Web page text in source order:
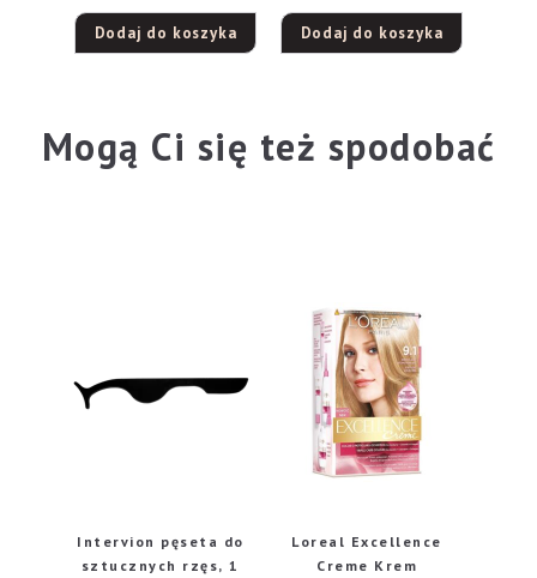
na 5
Dodaj do koszyka Dodaj do koszyka
Mogą Ci się też spodobać
Intervion pęseta do
sztucznych rzęs, 1
Loreal Excellence
Creme Krem